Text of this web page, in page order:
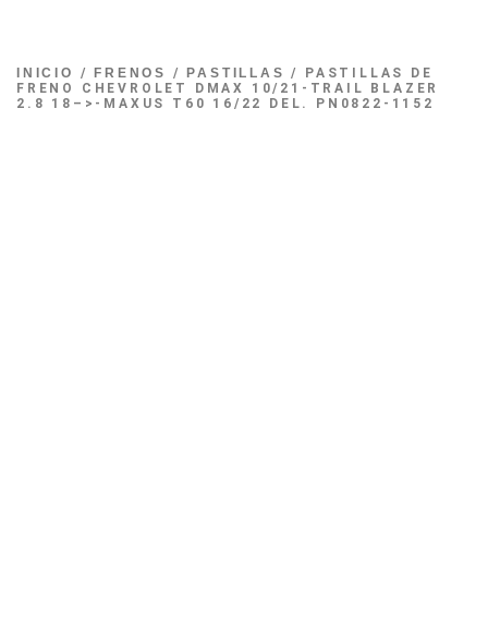
INICIO / FRENOS / PASTILLAS / PASTILLAS DE
FRENO CHEVROLET DMAX 10/21-TRAIL BLAZER
2.8 18–>-MAXUS T60 16/22 DEL. PN0822-1152